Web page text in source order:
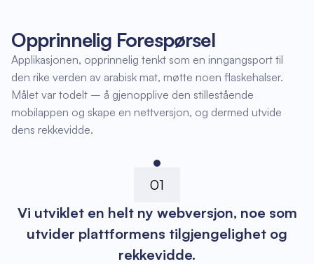
Opprinnelig Forespørsel
Applikasjonen, opprinnelig tenkt som en inngangsport til
den rike verden av arabisk mat, møtte noen flaskehalser.
Målet var todelt – å gjenopplive den stillestående
mobilappen og skape en nettversjon, og dermed utvide
dens rekkevidde.
01
Vi utviklet en helt ny webversjon, noe som
utvider plattformens tilgjengelighet og
rekkevidde.